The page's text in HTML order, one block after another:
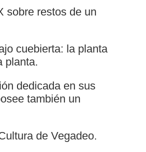
sobre restos de un
cuebierta: la planta
planta.
dedicada en sus
también un
de Vegadeo.